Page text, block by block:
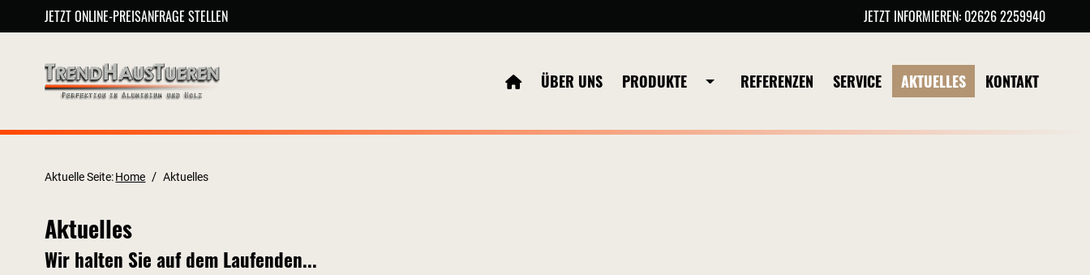
JETZT ONLINE-PREISANFRAGE STELLEN JETZT INFORMIEREN: 02626 2259940
ÜBER UNS PRODUKTE REFERENZEN SERVICE AKTUELLES KONTAKT
Aktuelle Seite:Home / Aktuelles
Aktuelles
Wir halten Sie auf dem Laufenden...